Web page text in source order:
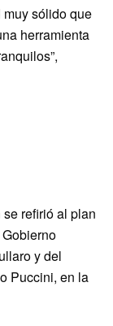
sólido que
herramienta
refirió al plan
y del
Puccini, en la